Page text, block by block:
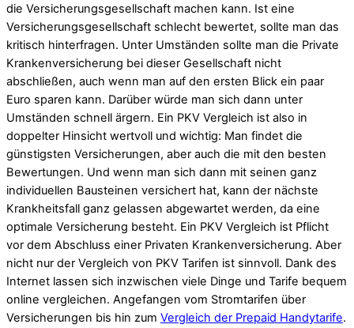
die Versicherungsgesellschaft machen kann. Ist eine
Versicherungsgesellschaft schlecht bewertet, sollte man das
kritisch hinterfragen. Unter Umständen sollte man die Private
Krankenversicherung bei dieser Gesellschaft nicht
abschließen, auch wenn man auf den ersten Blick ein paar
Euro sparen kann. Darüber würde man sich dann unter
Umständen schnell ärgern. Ein PKV Vergleich ist also in
doppelter Hinsicht wertvoll und wichtig: Man findet die
günstigsten Versicherungen, aber auch die mit den besten
Bewertungen. Und wenn man sich dann mit seinen ganz
individuellen Bausteinen versichert hat, kann der nächste
Krankheitsfall ganz gelassen abgewartet werden, da eine
optimale Versicherung besteht. Ein PKV Vergleich ist Pflicht
vor dem Abschluss einer Privaten Krankenversicherung. Aber
nicht nur der Vergleich von PKV Tarifen ist sinnvoll. Dank des
Internet lassen sich inzwischen viele Dinge und Tarife bequem
online vergleichen. Angefangen vom Stromtarifen über
Versicherungen bis hin zum Vergleich der Prepaid Handytarife.